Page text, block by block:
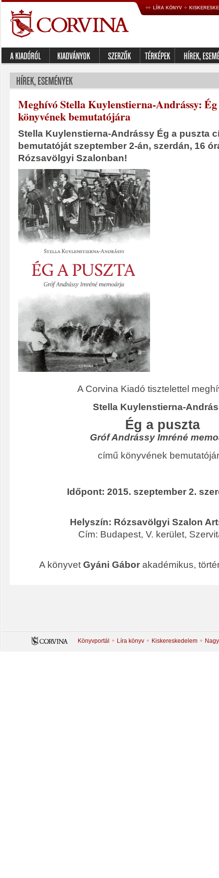
LÍRA KÖNYV
Meghívó Stella Kuylenstierna-Andrássy:
könyvének bemutatójára
Stella Kuylenstierna-Andrássy Ég a puszta
bemutatóját szeptember 2-án, szerdán, 16
Rózsavölgyi Szalonban!
A Corvina Kiadó tisztelettel
Stella Kuylenstierna-
Ég a puszta
Gróf Andrássy Imréné
című könyvének
Időpont: 2015. szeptember 2.
Helyszín: Rózsavölgyi Szalon
Cím: Budapest, V. kerület,
A könyvet Gyáni Gáborakadémikus,
Könyvportál Líra könyv Kiskereskedelem